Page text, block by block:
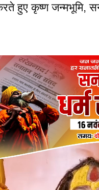
हुए कृष्ण जन्मभूमि,